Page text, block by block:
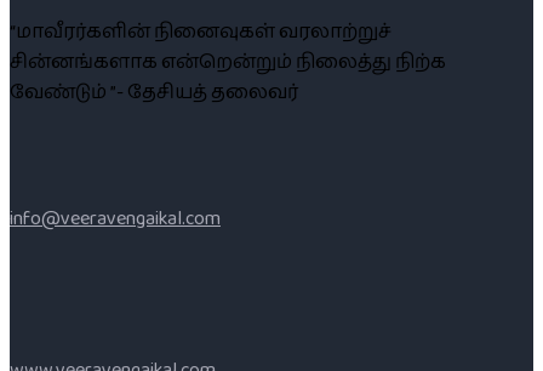
“மாவீரர்களின் நினைவுகள் வரலாற்றுச்
சின்னங்களாக என்றென்றும் நிலைத்து நிற்க
வேண்டும் ”- தேசியத் தலைவர்
info@veeravengaikal.com